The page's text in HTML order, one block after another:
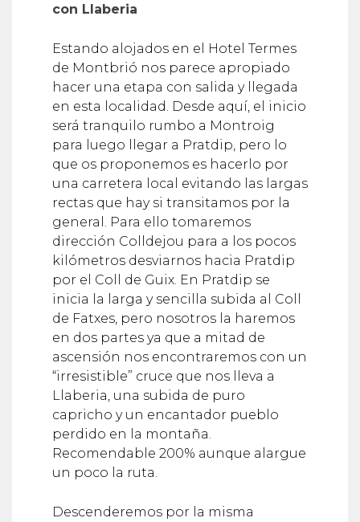
con Llaberia
Estando alojados en el Hotel Termes
de Montbrió nos parece apropiado
hacer una etapa con salida y llegada
en esta localidad. Desde aquí, el inicio
será tranquilo rumbo a Montroig
para luego llegar a Pratdip, pero lo
que os proponemos es hacerlo por
una carretera local evitando las largas
rectas que hay si transitamos por la
general. Para ello tomaremos
dirección Colldejou para a los pocos
kilómetros desviarnos hacia Pratdip
por el Coll de Guix. En Pratdip se
inicia la larga y sencilla subida al Coll
de Fatxes, pero nosotros la haremos
en dos partes ya que a mitad de
ascensión nos encontraremos con un
“irresistible” cruce que nos lleva a
Llaberia, una subida de puro
capricho y un encantador pueblo
perdido en la montaña.
Recomendable 200% aunque alargue
un poco la ruta.
Descenderemos por la misma